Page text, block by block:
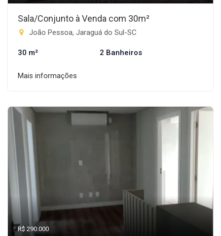
Sala/Conjunto à Venda com 30m²
João Pessoa, Jaraguá do Sul-SC
30 m² 2 Banheiros
Mais informações
R$ 290.000